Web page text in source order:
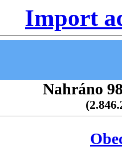
Import
Nahráno